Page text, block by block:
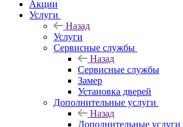
Акции
Услуги
Назад
Услуги
Сервисные службы
Назад
Сервисные службы
Замер
Установка дверей
Дополнительные услуги
Назад
Дополнительные услуги